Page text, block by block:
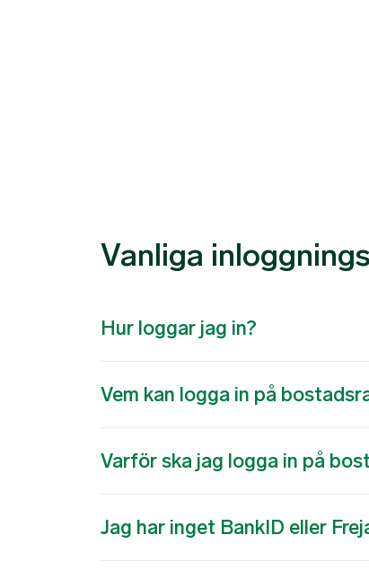
Vanliga
Hur loggar jag in?
Vem kan logga in på
Varför ska jag logga in på
Jag har inget BankID eller